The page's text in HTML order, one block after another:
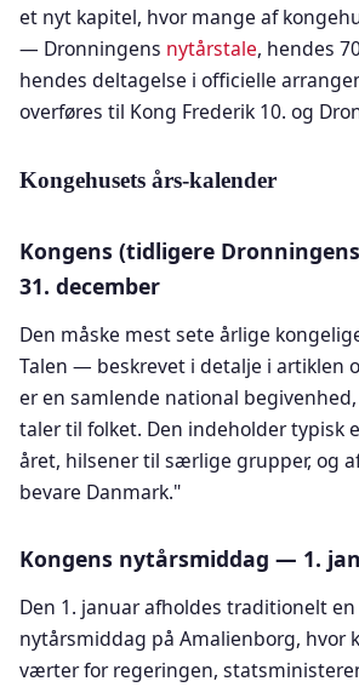
et nyt kapitel, hvor mange af
— Dronningens nytårstale, hendes
hendes deltagelse i officielle
overføres til Kong Frederik 10. og
Kongehusets års-kalender
Kongens (tidligere
31. december
Den måske mest sete årlige
Talen — beskrevet i detalje i artiklen
er en samlende national
taler til folket. Den indeholder typisk
året, hilsener til særlige grupper, og
bevare Danmark."
Kongens nytårsmiddag — 1.
Den 1. januar afholdes traditionelt
nytårsmiddag på Amalienborg, hvor
værter for regeringen,